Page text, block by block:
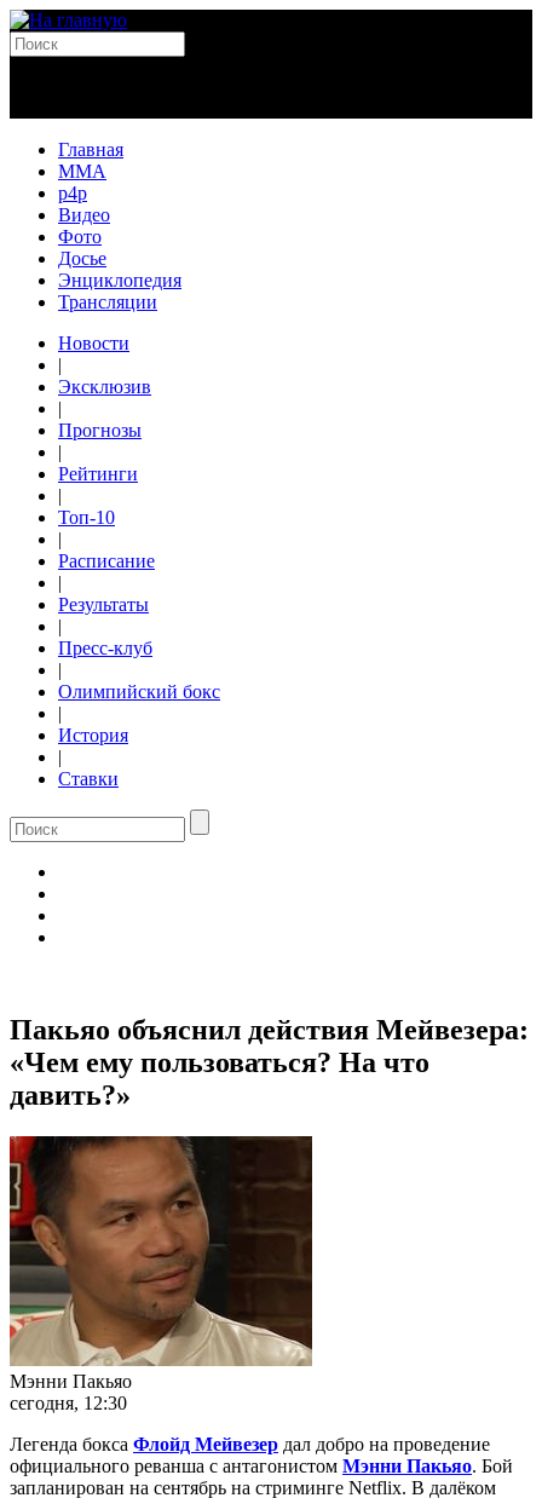
Главная
MMA
p4p
Видео
Фото
Досье
Энциклопедия
Трансляции
Новости
|
Эксклюзив
|
Прогнозы
|
Рейтинги
|
Топ-10
|
Расписание
|
Результаты
|
Пресс-клуб
|
Олимпийский бокс
|
История
|
Ставки
Пакьяо объяснил действия Мейвезера:
«Чем ему пользоваться? На что
давить?»
Мэнни Пакьяо
сегодня, 12:30
Легенда бокса Флойд Мейвезер дал добро на проведение
официального реванша с антагонистом Мэнни Пакьяо. Бой
запланирован на сентябрь на стриминге Netflix. В далёком